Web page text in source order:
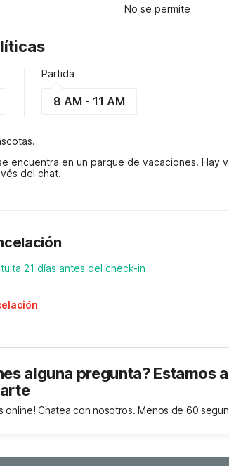
No se permite
Partida
8 AM - 11 AM
encuentra en un parque de vacaciones. Hay
del chat.
21 días antes del check-in
alguna pregunta? Estamos
online! Chatea con nosotros. Menos de 60